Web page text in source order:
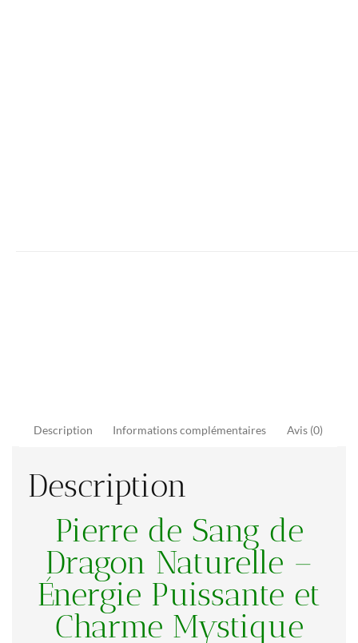
Description Informations complémentaires Avis (0)
Description
Pierre de Sang de
Dragon Naturelle –
Énergie Puissante et
Charme Mystique